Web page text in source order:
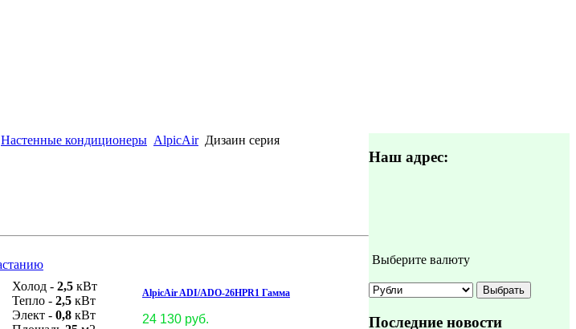
Настенные кондиционеры AlpicAir Дизаин серия
Холод - 2,5 кВт
Тепло - 2,5 кВт
Элект - 0,8 кВт
AlpicAir ADI/ADO-26HPR1 Гамма
24 130 руб.
Наш адрес:
Выберите валюту
Последние новости